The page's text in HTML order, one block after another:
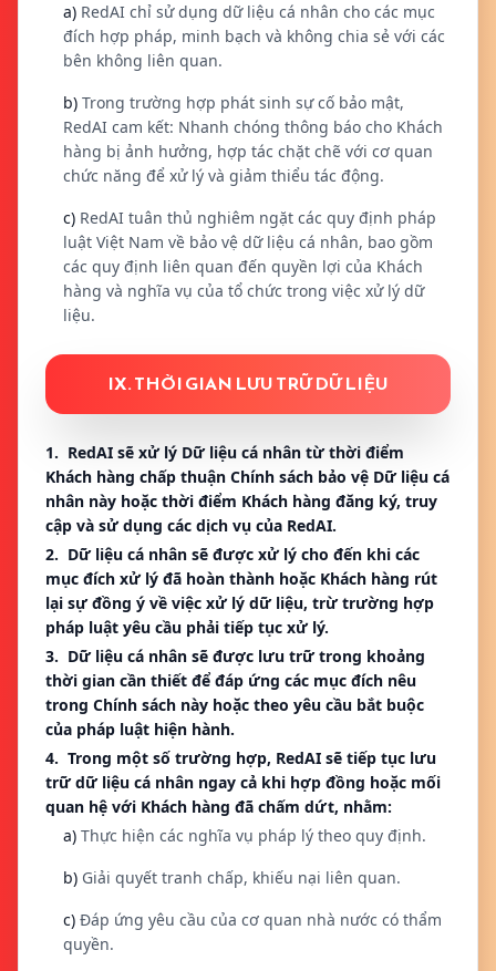
a) RedAI chỉ sử dụng dữ liệu cá nhân cho các mục
đích hợp pháp, minh bạch và không chia sẻ với các
bên không liên quan.
b) Trong trường hợp phát sinh sự cố bảo mật,
RedAI cam kết: Nhanh chóng thông báo cho Khách
hàng bị ảnh hưởng, hợp tác chặt chẽ với cơ quan
chức năng để xử lý và giảm thiểu tác động.
c) RedAI tuân thủ nghiêm ngặt các quy định pháp
luật Việt Nam về bảo vệ dữ liệu cá nhân, bao gồm
các quy định liên quan đến quyền lợi của Khách
hàng và nghĩa vụ của tổ chức trong việc xử lý dữ
liệu.
IX. THỜI GIAN LƯU TRỮ DỮ LIỆU
1. RedAI sẽ xử lý Dữ liệu cá nhân từ thời điểm
Khách hàng chấp thuận Chính sách bảo vệ Dữ liệu cá
nhân này hoặc thời điểm Khách hàng đăng ký, truy
cập và sử dụng các dịch vụ của RedAI.
2. Dữ liệu cá nhân sẽ được xử lý cho đến khi các
mục đích xử lý đã hoàn thành hoặc Khách hàng rút
lại sự đồng ý về việc xử lý dữ liệu, trừ trường hợp
pháp luật yêu cầu phải tiếp tục xử lý.
3. Dữ liệu cá nhân sẽ được lưu trữ trong khoảng
thời gian cần thiết để đáp ứng các mục đích nêu
trong Chính sách này hoặc theo yêu cầu bắt buộc
của pháp luật hiện hành.
4. Trong một số trường hợp, RedAI sẽ tiếp tục lưu
trữ dữ liệu cá nhân ngay cả khi hợp đồng hoặc mối
quan hệ với Khách hàng đã chấm dứt, nhằm:
a) Thực hiện các nghĩa vụ pháp lý theo quy định.
b) Giải quyết tranh chấp, khiếu nại liên quan.
c) Đáp ứng yêu cầu của cơ quan nhà nước có thẩm
quyền.